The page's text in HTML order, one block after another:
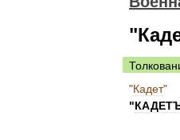
"Кадет"
"